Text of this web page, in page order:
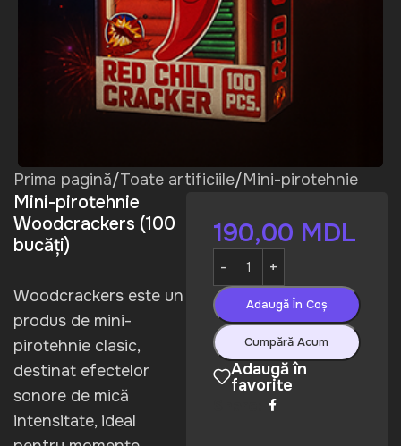
Prima pagină/Toate artificiile/Mini-pirotehnie
Mini-pirotehnie
Woodcrackers (100
bucăți)
Woodcrackers este un
produs de mini-
pirotehnie clasic,
destinat efectelor
sonore de mică
intensitate, ideal
190,00 MDL
Adaugă În Coș
Cumpără Acum
Adaugă în
favorite